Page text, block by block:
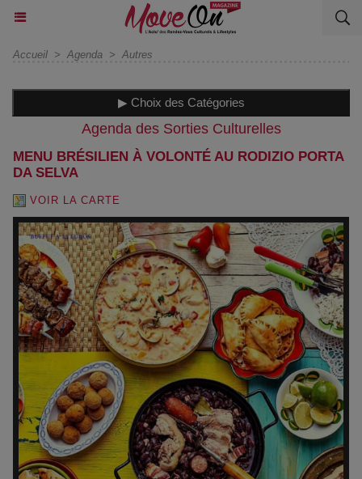
Accueil > Agenda > Autres
▶ Choix des Catégories
Agenda des Sorties Culturelles
MENU BRÉSILIEN À VOLONTÉ AU RODIZIO PORTA
DA SELVA
VOIR LA CARTE